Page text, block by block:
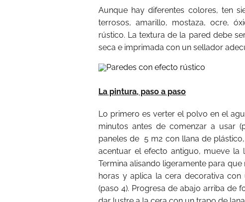
Aunque hay diferentes colores, ten
terrosos, amarillo, mostaza, ocre,
rústico. La textura de la pared debe
seca e imprimada con un sellador
La pintura, paso a paso
Lo primero es verter el polvo en el
minutos antes de comenzar a usar
paneles de 5 m2 con llana de
acentuar el efecto antiguo, mueve la
Termina alisando ligeramente para
horas y aplica la cera decorativa con
(paso 4). Progresa de abajo arriba de